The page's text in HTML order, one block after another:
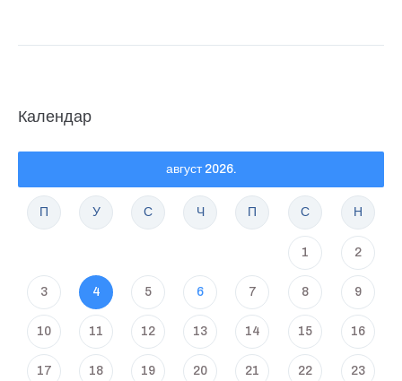
Календар
август 2026.
П У С Ч П С Н
1 2
3 4 5 6 7 8 9
10 11 12 13 14 15 16
17 18 19 20 21 22 23